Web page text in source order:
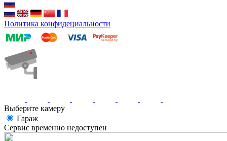
Политика конфидециальности
Выберите камеру
Гараж
Сервис временно недоступен